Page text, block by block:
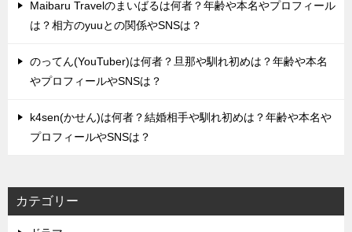
Maibaru Travelのまいばるは何者？年齢や本名やプロフィール
は？相方のyuuとの関係やSNSは？
のってん(YouTuber)は何者？旦那や馴れ初めは？年齢や本名
やプロフィールやSNSは？
k4sen(かせん)は何者？結婚相手や馴れ初めは？年齢や本名や
プロフィールやSNSは？
カテゴリー